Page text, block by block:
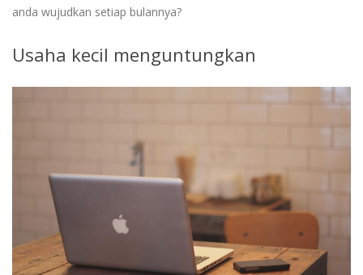
anda wujudkan setiap bulannya?
Usaha kecil menguntungkan